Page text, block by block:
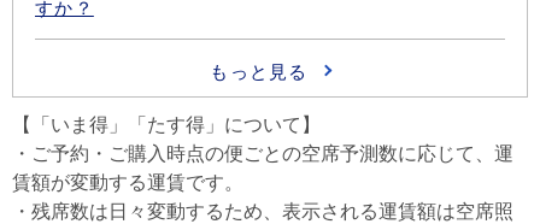
【「いま得」「たす得」について】
・ご予約・ご購入時点の便ごとの空席予測数に応じて、運
賃額が変動する運賃です。
・残席数は日々変動するため、表示される運賃額は空席照